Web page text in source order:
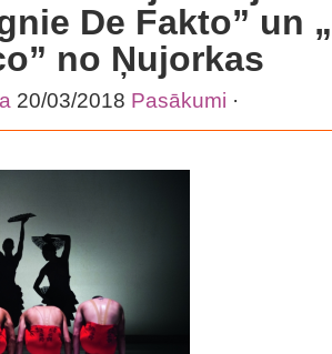
De Fakto” un
no Ņujorkas
20/03/2018 Pasākumi ·